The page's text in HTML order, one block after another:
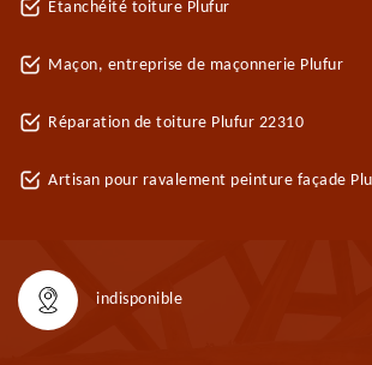
Etanchéité toiture Plufur
Maçon, entreprise de maçonnerie Plufur
Réparation de toiture Plufur 22310
Artisan pour ravalement peinture façade
indisponible